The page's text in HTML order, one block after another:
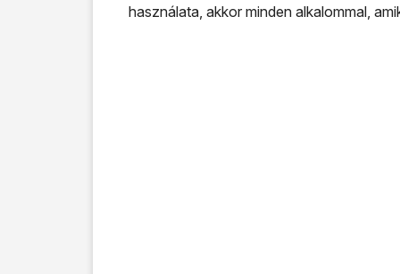
használata, akkor minden alkalommal,